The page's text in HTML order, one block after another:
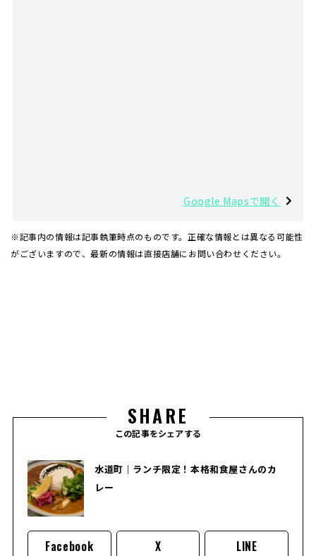
Google Mapsで開く
※記事内の情報は記事執筆時点のものです。正確な情報とは異なる可能性
がございますので、最新の情報は直接店舗にお問い合わせください。
SHARE
この記事をシェアする
水道町｜ランチ限定！本格和食屋さんのカ
レー
Facebook X LINE